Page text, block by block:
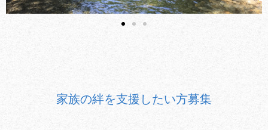
家族の絆を支援したい方募集